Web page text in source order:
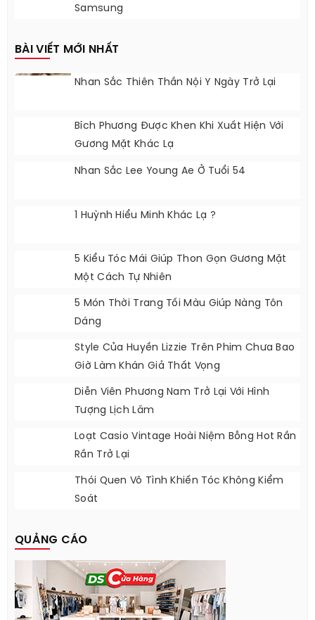
Samsung
BÀI VIẾT MỚI NHẤT
Nhan Sắc Thiên Thần Nội Y Ngày Trở Lại
Bích Phương Được Khen Khi Xuất Hiện Với
Gương Mặt Khác Lạ
Nhan Sắc Lee Young Ae Ở Tuổi 54
1 Huỳnh Hiểu Minh Khác Lạ ?
5 Kiểu Tóc Mái Giúp Thon Gọn Gương Mặt
Một Cách Tự Nhiên
5 Món Thời Trang Tối Màu Giúp Nàng Tôn
Dáng
Style Của Huyền Lizzie Trên Phim Chưa Bao
Giờ Làm Khán Giả Thất Vọng
Diễn Viên Phương Nam Trở Lại Với Hình
Tượng Lịch Lãm
Loạt Casio Vintage Hoài Niệm Bỗng Hot Rần
Rần Trở Lại
Thói Quen Vô Tình Khiến Tóc Không Kiểm
Soát
QUẢNG CÁO